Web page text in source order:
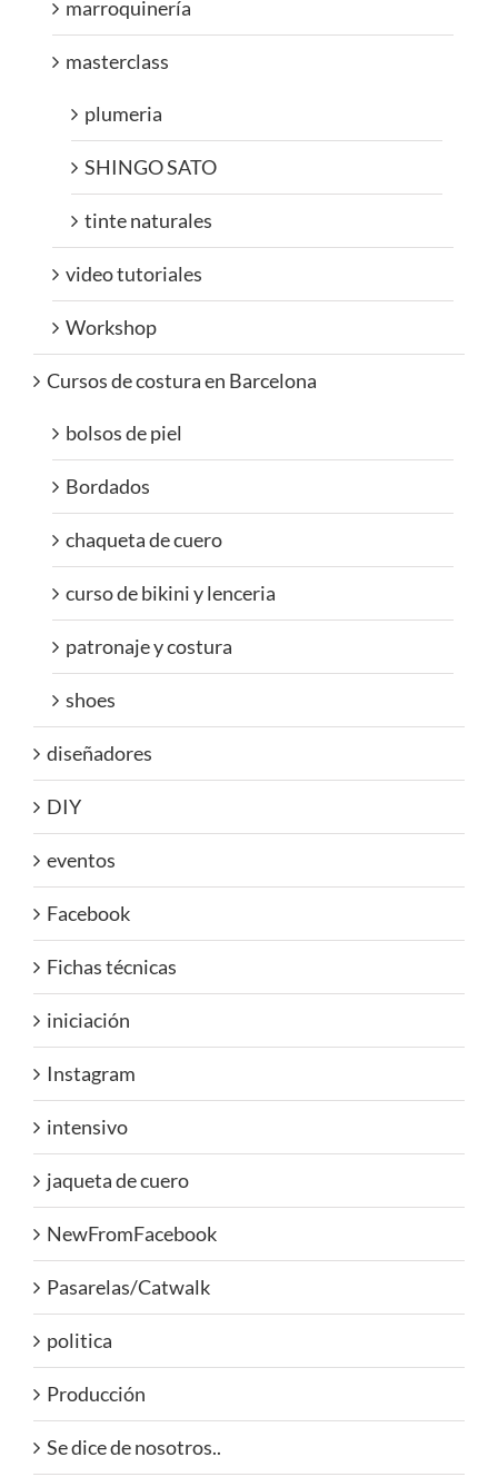
marroquinería
masterclass
plumeria
SHINGO SATO
tinte naturales
video tutoriales
Workshop
Cursos de costura en Barcelona
bolsos de piel
Bordados
chaqueta de cuero
curso de bikini y lenceria
patronaje y costura
shoes
diseñadores
DIY
eventos
Facebook
Fichas técnicas
iniciación
Instagram
intensivo
jaqueta de cuero
NewFromFacebook
Pasarelas/Catwalk
politica
Producción
Se dice de nosotros..